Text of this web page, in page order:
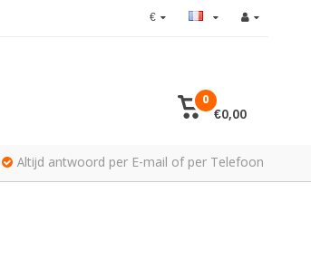
€
0
€0,00
Altijd antwoord per E-mail of per Telefoon